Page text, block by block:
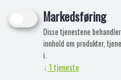
Markedsføring
Disse tjenestene
innhold om produkter,
i.
↓ 1tjeneste